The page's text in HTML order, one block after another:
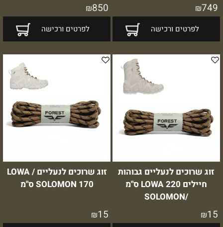
₪749
לפרטים ורכישה
₪850
לפרטים ורכישה
זוג שרוכים לנעליים גבוהות
חיילים LOWA 220 ס"מ
/SOLOMON
₪15
זוג שרוכים לנעליים LOWA /
SOLOMON 170 ס"מ
₪15